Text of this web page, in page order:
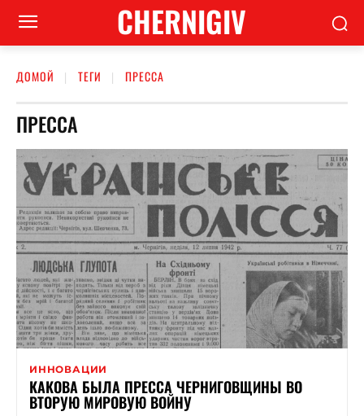
CHERNIGIV
ДОМОЙ ТЕГИ ПРЕССА
ПРЕССА
ИННОВАЦИИ
КАКОВА БЫЛА ПРЕССА ЧЕРНИГОВЩИНЫ ВО
ВТОРУЮ МИРОВУЮ ВОЙНУ